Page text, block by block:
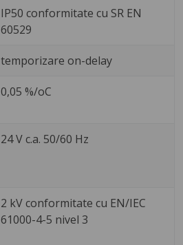
IP50 conformitate cu SR EN
60529
temporizare on-delay
0,05 %/oC
24 V c.a. 50/60 Hz
2 kV conformitate cu EN/IEC
61000-4-5 nivel 3